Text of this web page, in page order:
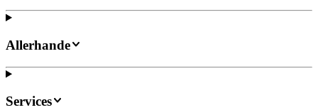
Allerhande
Services